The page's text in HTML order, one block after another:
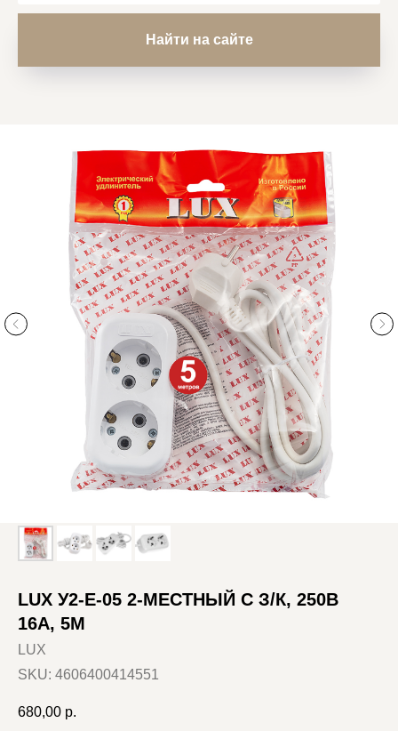
Найти на сайте
LUX У2-Е-05 2-МЕСТНЫЙ С З/К, 250В
16А, 5М
LUX
SKU: 4606400414551
680,00 р.